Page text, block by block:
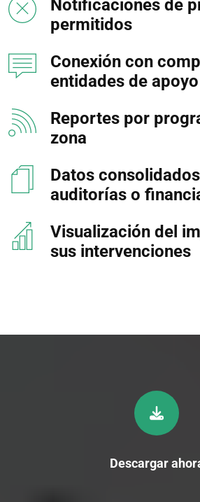
Notificaciones de
permitidos
Conexión con
entidades de apoyo
Reportes por
zona
Datos
auditorías o
Visualización del
sus intervenciones
Descargar